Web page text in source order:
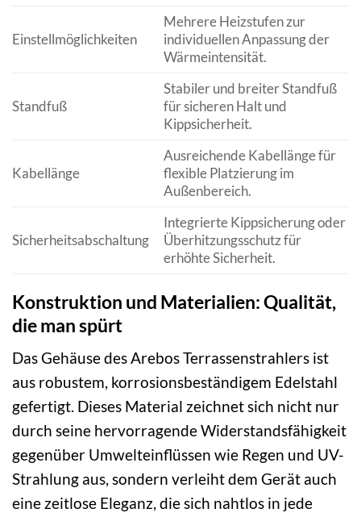
Einstellmöglichkeiten
Mehrere Heizstufen zur
individuellen Anpassung der
Wärmeintensität.
Standfuß
Stabiler und breiter Standfuß
für sicheren Halt und
Kippsicherheit.
Kabellänge
Ausreichende Kabellänge für
flexible Platzierung im
Außenbereich.
Sicherheitsabschaltung
Integrierte Kippsicherung oder
Überhitzungsschutz für
erhöhte Sicherheit.
Konstruktion und Materialien: Qualität,
die man spürt
Das Gehäuse des Arebos Terrassenstrahlers ist
aus robustem, korrosionsbeständigem Edelstahl
gefertigt. Dieses Material zeichnet sich nicht nur
durch seine hervorragende Widerstandsfähigkeit
gegenüber Umwelteinflüssen wie Regen und UV-
Strahlung aus, sondern verleiht dem Gerät auch
eine zeitlose Eleganz, die sich nahtlos in jede